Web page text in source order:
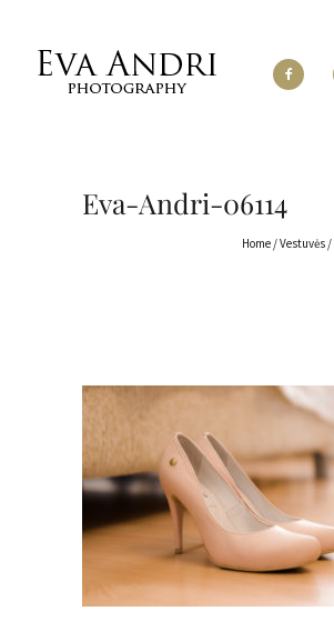
Eva-Andri-06114
Home /Vestuvės /